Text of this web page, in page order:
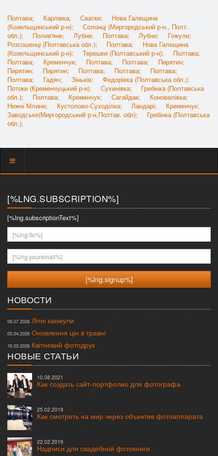
Полтава; Карлівка; Сватки;
Нова Галещина
(Козельщинський р-н);
Солонці (Миргородський р-н., Полт.
обл.);
Полив'яне; Лубни; Полтава; Лубни;
Гожули;
Розсошенці (Полтавська обл.);
Полтава;
Нова Галещина
(Козельщинський р-н);
Терешки (Полтавський р-н);
Полтава;
Полтава;
Кременчук; Полтава; Полтава;
Пирятин;
Пирятин;
Пирятин; Полтава; Полтава;
Полтава;
Полтава;
Гадяч; Зіньків;
Федорівка (Полтавська обл.);
Потоки (Кременчуцький р-н);
Сухинівка;
Гребінка (Полтавська
обл.);
Полтава; Кременчук; Сагайдак;
Коновалівка;
Нижні Млини;
Кустолово-Суходілка; Ландарі;
Кременчук;
Заводське(Миргородський р-н,Полтав. обл);
Гребінка (Полтавська
обл.);
Показать
[%LNG.SUBSCRIPTION%]
[%lng.subscriptionText%]
[%lng.fio%]
[%lng.youremail%]
НОВОСТИ
09.07.2026 Літні канікули
05.04.2026 Оновлення цін в травні
16.03.2026 Квітневий фотодрук
НОВЫЕ СТАТЬИ
10.08.2021
Как создать сайт-портфолио для фотографа
25.02.2019
Как смотреть на мир через объектив фотоаппарата
22.02.2019
Надписи для свадебной фотокниги